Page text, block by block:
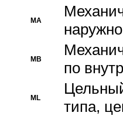
MA
MB
по
ML
типа,